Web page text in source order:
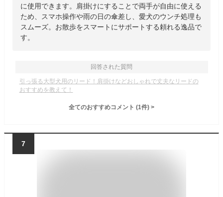
に使用できます。肩掛けにすることで両手が自由に使える
ため、スマホ操作や雨の日の傘差し、愛犬のウンチ処理も
スムーズ。お散歩をスマートにサポートする頼れる逸品で
す。
回答された質問
引っ張る大型犬用のリード！肩掛けなどおしゃれで丈夫なリードの
おすすめを教えて！
全てのおすすめコメント (1件) >
7